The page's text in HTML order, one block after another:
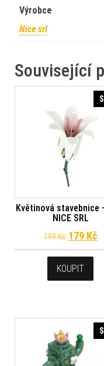
Výrobce
Nice srl
Související
Květinová stavebnice
NICE SRL
199Kč 179 Kč
KOUPIT